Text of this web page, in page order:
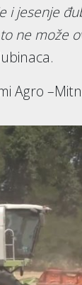
i jesenje
ne može
Agro